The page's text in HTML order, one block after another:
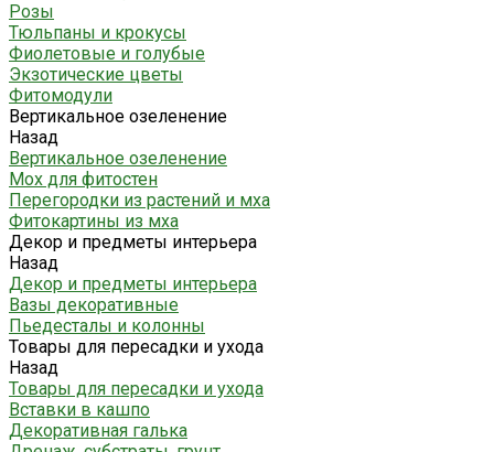
Розы
Тюльпаны и крокусы
Фиолетовые и голубые
Экзотические цветы
Фитомодули
Вертикальное озеленение
Назад
Вертикальное озеленение
Мох для фитостен
Перегородки из растений и мха
Фитокартины из мха
Декор и предметы интерьера
Назад
Декор и предметы интерьера
Вазы декоративные
Пьедесталы и колонны
Товары для пересадки и ухода
Назад
Товары для пересадки и ухода
Вставки в кашпо
Декоративная галька